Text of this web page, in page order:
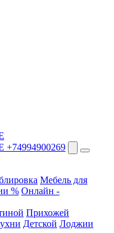
+74994900269
Мебель для
% Онлайн -
Прихожей
Детской Лоджии